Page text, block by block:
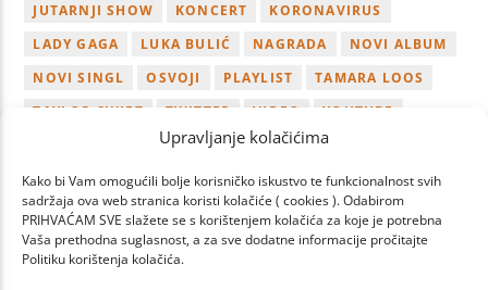
Upravljanje kolačićima
Kako bi Vam omogućili bolje korisničko iskustvo te funkcionalnost svih
sadržaja ova web stranica koristi kolačiće ( cookies ). Odabirom
PRIHVAĆAM SVE slažete se s korištenjem kolačića za koje je potrebna
Vaša prethodna suglasnost, a za sve dodatne informacije pročitajte
Politiku korištenja kolačića.
JUTARNJI SHOW
KONCERT
KORONAVIRUS
LADY GAGA
LUKA BULIĆ NAGRADA
NOVI ALBUM
NOVI SINGL
OSVOJI PLAYLIST
TAMARA LOOS
TAYLOR SWIFT
TWITTER VIDEO
YOUTUBE